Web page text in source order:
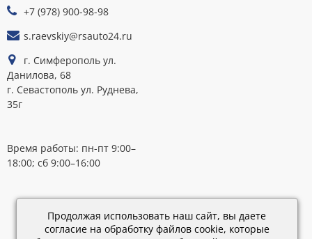
+7 (978) 900-98-98
s.raevskiy@rsauto24.ru
г. Симферополь ул.
Данилова, 68
г. Севастополь ул. Руднева,
35г
Время работы: пн-пт 9:00–
18:00; сб 9:00–16:00
Каталог
28.02.2019
15:45
Продолжая использовать наш сайт, вы даете
согласие на обработку файлов cookie, которые